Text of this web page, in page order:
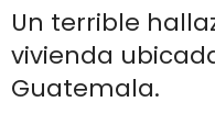
Un terrible
vivienda
Guatemala.